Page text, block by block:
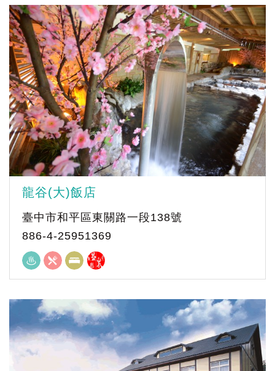
龍谷(大)飯店
臺中市和平區東關路一段138號
886-4-25951369